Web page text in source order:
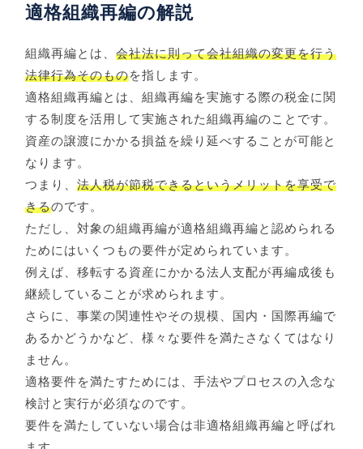
適格組織再編の解説
組織再編とは、会社法に則って会社組織の変更を行う
法律行為そのものを指します。
適格組織再編とは、組織再編を実施する際の税金に関
する制度を活用して実施された組織再編のことです。
資産の譲渡にかかる損益を繰り延べすることが可能と
なります。
つまり、法人税が節税できるというメリットを享受で
きるのです。
ただし、対象の組織再編が適格組織再編と認められる
ためにはいくつもの要件が定められています。
例えば、移転する資産にかかる法人支配が再編成後も
継続していることが求められます。
さらに、事業の関連性やその規模、国内・国際再編で
あるかどうかなど、様々な要件を満たさなくてはなり
ません。
適格要件を満たすためには、手法やプロセスの入念な
検討と実行が必須なのです。
要件を満たしていない場合は非適格組織再編と呼ばれ